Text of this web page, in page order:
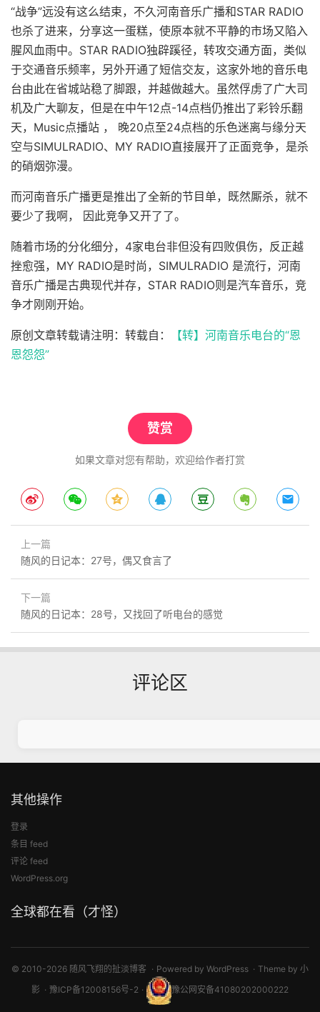
“战争”远没有这么结束，不久河南音乐广播和STAR RADIO
也杀了进来，分享这一蛋糕，使原本就不平静的市场又陷入
腥风血雨中。STAR RADIO独辟蹊径，转攻交通方面，类似
于交通音乐频率，另外开通了短信交友，这家外地的音乐电
台由此在省城站稳了脚跟，并越做越大。虽然俘虏了广大司
机及广大聊友，但是在中午12点-14点档仍推出了彩铃乐翻
天，Music点播站 ， 晚20点至24点档的乐色迷离与缘分天
空与SIMULRADIO、MY RADIO直接展开了正面竞争，是杀
的硝烟弥漫。
而河南音乐广播更是推出了全新的节目单，既然厮杀，就不
要少了我啊， 因此竞争又开了了。
随着市场的分化细分，4家电台非但没有四败俱伤，反正越
挫愈强，MY RADIO是时尚，SIMULRADIO 是流行，河南
音乐广播是古典现代并存，STAR RADIO则是汽车音乐，竞
争才刚刚开始。
原创文章转载请注明：转载自：
【转】河南音乐电台的“恩
恩怨怨”
赞赏
如果文章对您有帮助，欢迎给作者打赏
上一篇
随风的日记本：27号，偶又食言了
下一篇
随风的日记本：28号，又找回了听电台的感觉
评论区
其他操作
登录
条目 feed
评论 feed
WordPress.org
全球都在看（才怪）
© 2010-2026 随风飞翔的扯淡博客 Powered by WordPress Theme by 小
影
豫ICP备12008156号-2 豫公网安备41080202000222